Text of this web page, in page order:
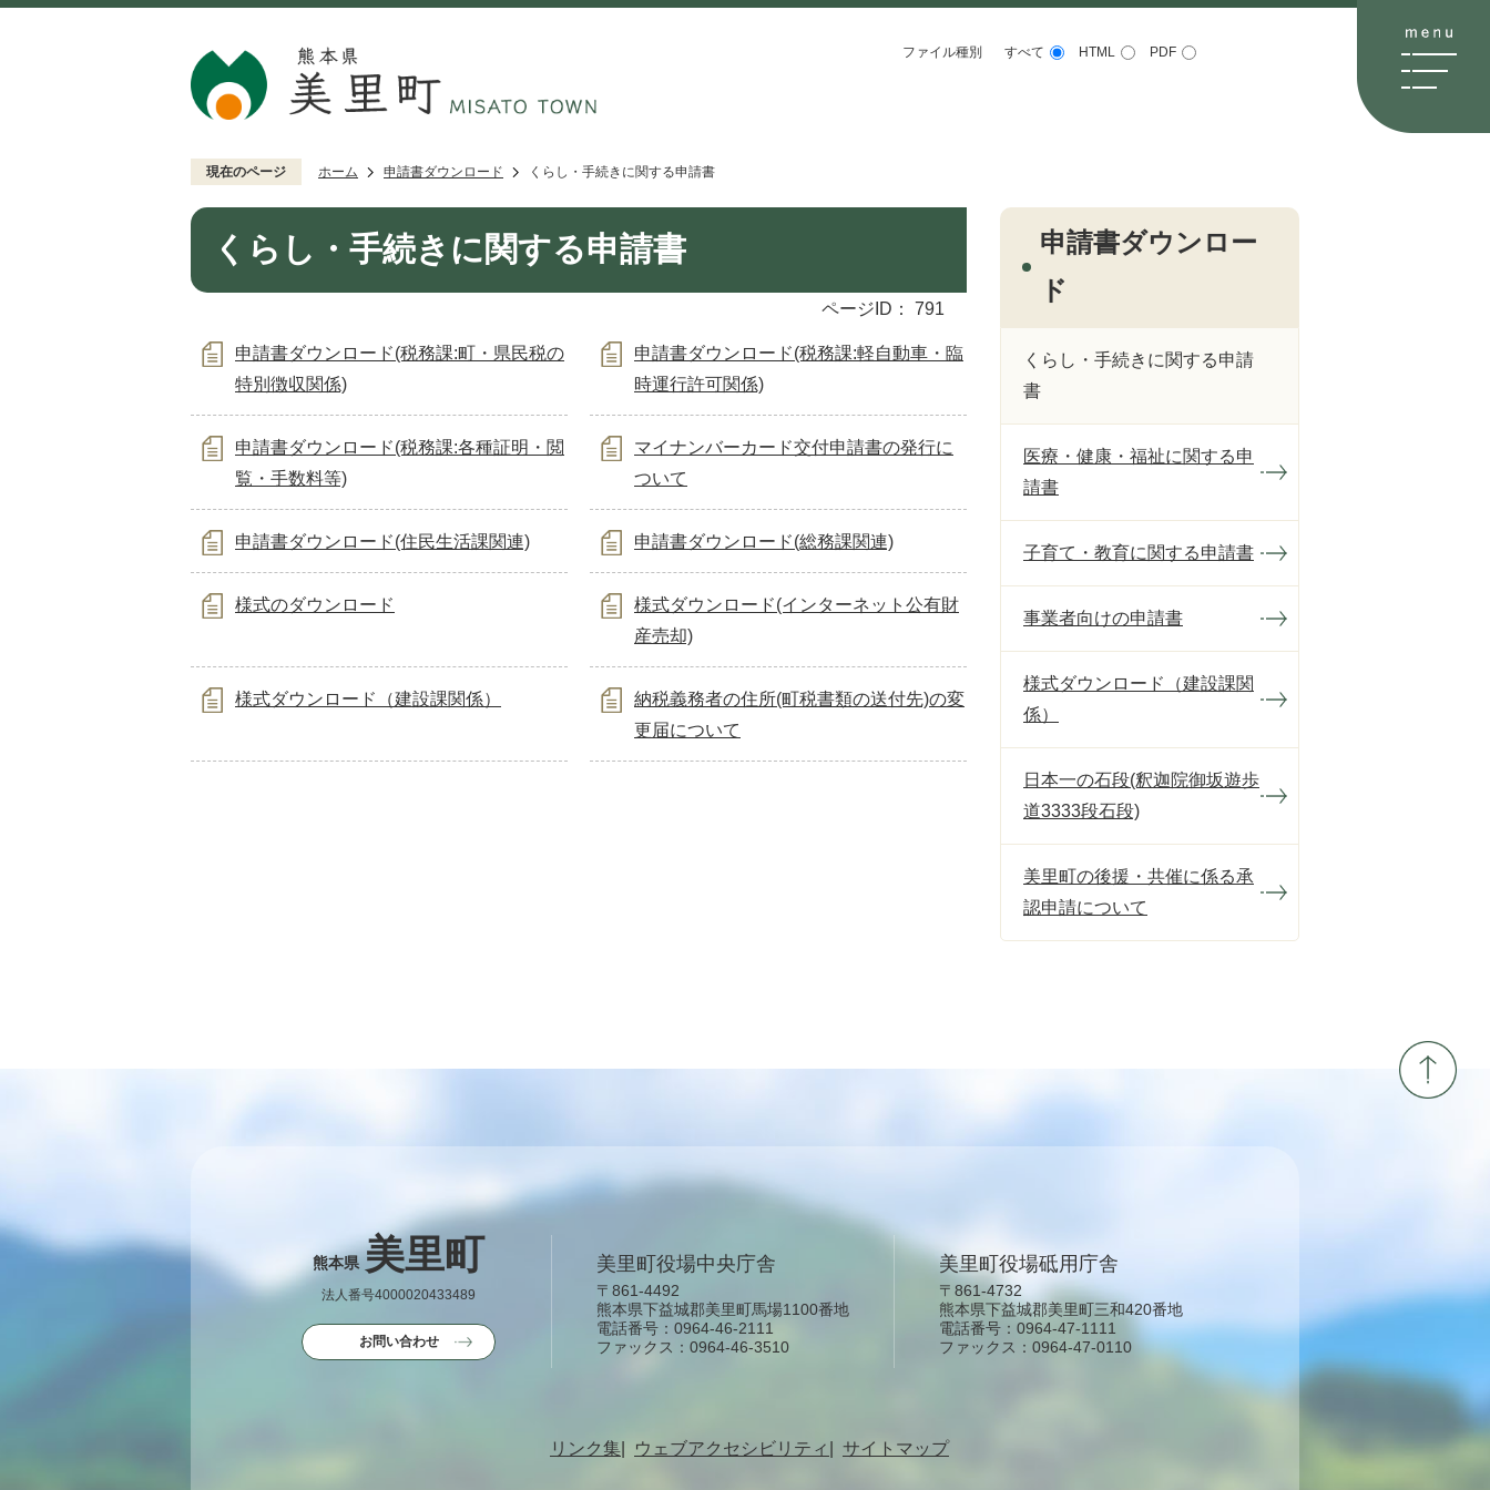
ファイル種別 すべて HTML PDF
現在のページ ホーム 申請書ダウンロード くらし・手続きに関する申請書
くらし・手続きに関する申請書
ページID： 791
申請書ダウンロード(税務課:町・県民税の
特別徴収関係)
申請書ダウンロード(税務課:軽自動車・臨
時運行許可関係)
申請書ダウンロード(税務課:各種証明・閲
覧・手数料等)
マイナンバーカード交付申請書の発行に
ついて
申請書ダウンロード(住民生活課関連) 申請書ダウンロード(総務課関連)
様式のダウンロード
様式ダウンロード(インターネット公有財
産売却)
様式ダウンロード（建設課関係）
納税義務者の住所(町税書類の送付先)の変
更届について
申請書ダウンロー
ド
くらし・手続きに関する申請
書
医療・健康・福祉に関する申
請書
子育て・教育に関する申請書
事業者向けの申請書
様式ダウンロード（建設課関
係）
日本一の石段(釈迦院御坂遊歩
道3333段石段)
美里町の後援・共催に係る承
認申請について
熊本県 美里町
法人番号4000020433489
お問い合わせ
美里町役場中央庁舎
〒861-4492
熊本県下益城郡美里町馬場1100番地
電話番号：0964-46-2111
ファックス：0964-46-3510
美里町役場砥用庁舎
〒861-4732
熊本県下益城郡美里町三和420番地
電話番号：0964-47-1111
ファックス：0964-47-0110
リンク集 ウェブアクセシビリティ サイトマップ